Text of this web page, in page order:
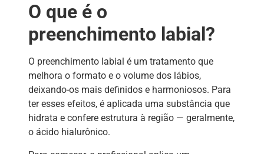
O que é o
preenchimento labial?
O preenchimento labial é um tratamento que
melhora o formato e o volume dos lábios,
deixando-os mais definidos e harmoniosos. Para
ter esses efeitos, é aplicada uma substância que
hidrata e confere estrutura à região — geralmente,
o ácido hialurônico.